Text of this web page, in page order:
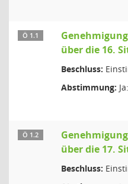
Ö 1.1
über die 16.
Beschluss:
Abstimmung:
Ö 1.2
über die 17.
Beschluss: